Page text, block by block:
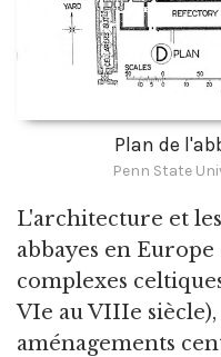
Plan de
Penn State
L'architecture et
abbayes en
complexes
VIe au VIIIe siècle),
aménagements